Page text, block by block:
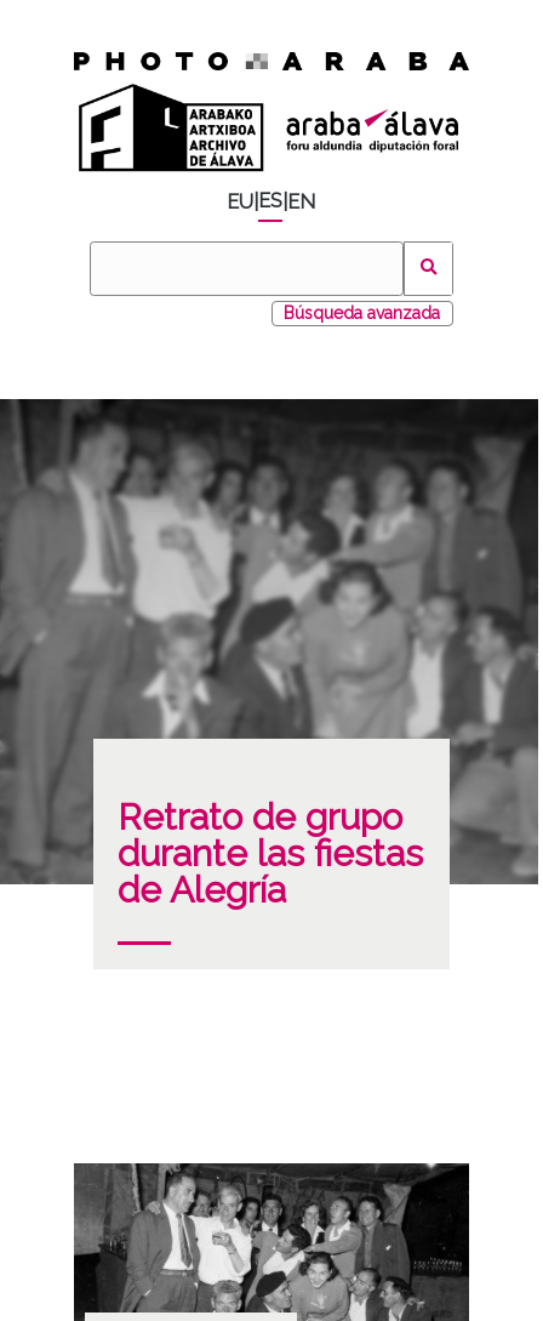
EU ES EN
Búsqueda avanzada
Retrato de grupo
durante las fiestas
de Alegría